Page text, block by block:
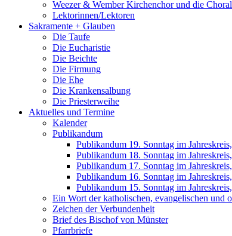
Weezer & Wember Kirchenchor und die
Lektorinnen/Lektoren
Sakramente + Glauben
Die Taufe
Die Eucharistie
Die Beichte
Die Firmung
Die Ehe
Die Krankensalbung
Die Priesterweihe
Aktuelles und Termine
Kalender
Publikandum
Publikandum 19. Sonntag im
Publikandum 18. Sonntag im
Publikandum 17. Sonntag im
Publikandum 16. Sonntag im
Publikandum 15. Sonntag im
Ein Wort der katholischen, evangelischen und
Zeichen der Verbundenheit
Brief des Bischof von Münster
Pfarrbriefe